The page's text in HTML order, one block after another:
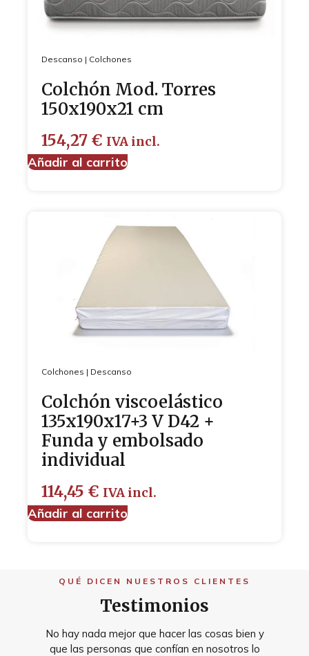
Descanso | Colchones
Colchón Mod. Torres
150x190x21 cm
154,27 € IVA incl.
Añadir al carrito
Colchones | Descanso
Colchón viscoelástico
135x190x17+3 V D42 +
Funda y embolsado
individual
114,45 € IVA incl.
Añadir al carrito
QUÉ DICEN NUESTROS CLIENTES
Testimonios
No hay nada mejor que hacer las cosas bien y
que las personas que confían en nosotros lo